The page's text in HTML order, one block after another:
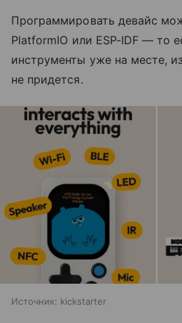
Программировать девайс
PlatformIO или ESP-IDF — то
инструменты уже на месте,
не придется.
Источник: kickstarter